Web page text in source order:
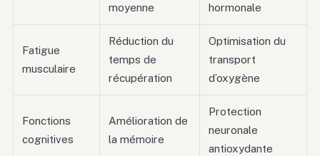
moyenne
hormonale
Fatigue
musculaire
Réduction du
temps de
récupération
Optimisation du
transport
d’oxygène
Fonctions
cognitives
Amélioration de
la mémoire
Protection
neuronale
antioxydante